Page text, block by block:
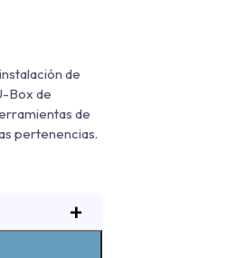
de
Box de
de
pertenencias.
+